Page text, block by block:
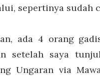
sepertinya sudah
ada 4 orang
setelah saya
Ungaran via